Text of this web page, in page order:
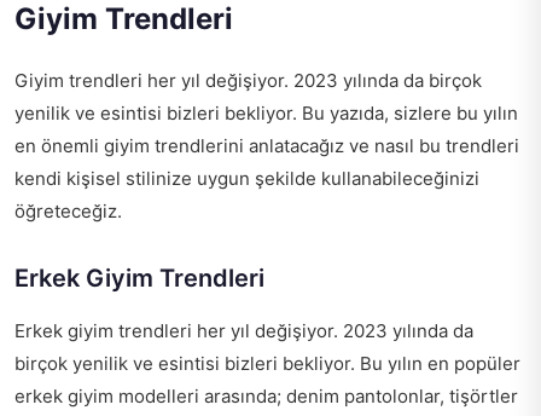
Giyim Trendleri
Giyim trendleri her yıl değişiyor. 2023 yılında da birçok
yenilik ve esintisi bizleri bekliyor. Bu yazıda, sizlere bu yılın
en önemli giyim trendlerini anlatacağız ve nasıl bu trendleri
kendi kişisel stilinize uygun şekilde kullanabileceğinizi
öğreteceğiz.
Erkek Giyim Trendleri
Erkek giyim trendleri her yıl değişiyor. 2023 yılında da
birçok yenilik ve esintisi bizleri bekliyor. Bu yılın en popüler
erkek giyim modelleri arasında; denim pantolonlar, tişörtler